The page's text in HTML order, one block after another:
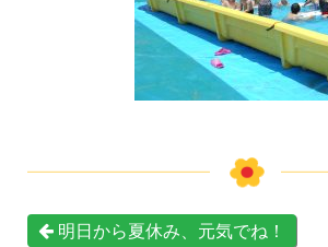
明日から夏休み、元気でね！